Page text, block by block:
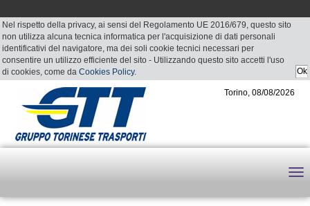
Nel rispetto della privacy, ai sensi del Regolamento UE 2016/679, questo sito
non utilizza alcuna tecnica informatica per l'acquisizione di dati personali
identificativi del navigatore, ma dei soli cookie tecnici necessari per
consentire un utilizzo efficiente del sito - Utilizzando questo sito accetti l'uso
di cookies, come da Cookies Policy.
Torino, 08/08/2026